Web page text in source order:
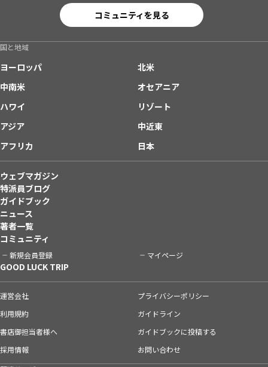
コミュニティを見る
国と地域
ヨーロッパ
北米
中南米
オセアニア
ハワイ
リゾート
アジア
中近東
アフリカ
日本
ウェブマガジン
特派員ブログ
ガイドブック
ニュース
著者一覧
コミュニティ
新規会員登録 マイページ
GOOD LUCK TRIP
運営会社
プライバシーポリシー
利用規約
ガイドライン
書店御担当者様へ
ガイドブックに投稿する
採用情報
お問い合わせ